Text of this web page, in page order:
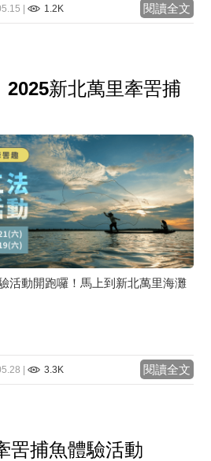
| 1.2K 閱讀全文
2025新北萬里牽罟捕
活動開跑囉！馬上到新北萬里海灘
| 3.3K 閱讀全文
罟捕魚體驗活動